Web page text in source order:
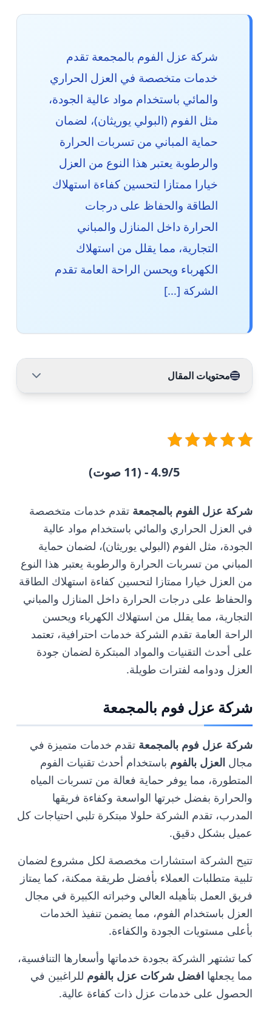
شركة عزل الفوم بالمجمعة تقدم
خدمات متخصصة في العزل الحراري
والمائي باستخدام مواد عالية الجودة،
مثل الفوم (البولي يوريثان)، لضمان
حماية المباني من تسربات الحرارة
والرطوبة يعتبر هذا النوع من العزل
خيارا ممتازا لتحسين كفاءة استهلاك
الطاقة والحفاظ على درجات
الحرارة داخل المنازل والمباني
التجارية، مما يقلل من استهلاك
الكهرباء ويحسن الراحة العامة تقدم
الشركة […]
محتويات المقال
4.9/5 - (11 صوت)
شركة عزل الفوم بالمجمعة تقدم خدمات متخصصة
في العزل الحراري والمائي باستخدام مواد عالية
الجودة، مثل الفوم (البولي يوريثان)، لضمان حماية
المباني من تسربات الحرارة والرطوبة يعتبر هذا النوع
من العزل خيارا ممتازا لتحسين كفاءة استهلاك الطاقة
والحفاظ على درجات الحرارة داخل المنازل والمباني
التجارية، مما يقلل من استهلاك الكهرباء ويحسن
الراحة العامة تقدم الشركة خدمات احترافية، تعتمد
على أحدث التقنيات والمواد المبتكرة لضمان جودة
العزل ودوامه لفترات طويلة.
شركة عزل فوم بالمجمعة
شركة عزل فوم بالمجمعة تقدم خدمات متميزة في
مجال العزل بالفوم باستخدام أحدث تقنيات الفوم
المتطورة، مما يوفر حماية فعالة من تسربات المياه
والحرارة بفضل خبرتها الواسعة وكفاءة فريقها
المدرب، تقدم الشركة حلولا مبتكرة تلبي احتياجات كل
عميل بشكل دقيق.
تتيح الشركة استشارات مخصصة لكل مشروع لضمان
تلبية متطلبات العملاء بأفضل طريقة ممكنة، كما يمتاز
فريق العمل بتأهيله العالي وخبراته الكبيرة في مجال
العزل باستخدام الفوم، مما يضمن تنفيذ الخدمات
بأعلى مستويات الجودة والكفاءة.
كما تشتهر الشركة بجودة خدماتها وأسعارها التنافسية،
مما يجعلها افضل شركات عزل بالفوم للراغبين في
الحصول على خدمات عزل ذات كفاءة عالية.